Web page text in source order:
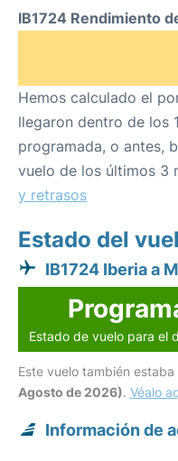
IB1724 Rendimiento
Hemos calculado el
llegaron dentro de los
programada, o antes,
vuelo de los últimos 3
y retrasos
Estado del
IB1724 Iberia a
Estado de vuelo para el
Este vuelo también
Agosto de 2026). Véalo
Información de